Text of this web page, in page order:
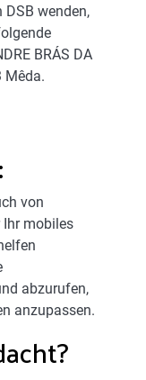
DSB wenden,
BRÁS DA
Mêda.
von
Ihr mobiles
abzurufen,
anzupassen.